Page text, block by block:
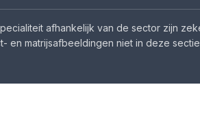
afhankelijk van de sector zijn
en matrijsafbeeldingen niet in deze